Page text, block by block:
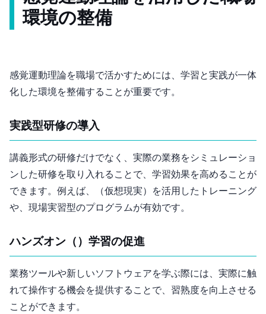
環境の整備
感覚運動理論を職場で活かすためには、学習と実践が一体
化した環境を整備することが重要です。
1. 実践型研修の導入
講義形式の研修だけでなく、実際の業務をシミュレーショ
ンした研修を取り入れることで、学習効果を高めることが
できます。例えば、VR（仮想現実）を活用したトレーニング
や、現場実習型のプログラムが有効です。
2. ハンズオン（Hands-on）学習の促進
業務ツールや新しいソフトウェアを学ぶ際には、実際に触
れて操作する機会を提供することで、習熟度を向上させる
ことができます。